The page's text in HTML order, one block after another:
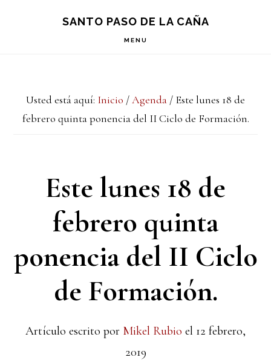
principal
lateral
principal
SANTO PASO DE LA CAÑA
MENU
Usted está aquí: Inicio /Agenda / Este lunes 18 de
febrero quinta ponencia del II Ciclo de Formación.
Este lunes 18 de
febrero quinta
ponencia del II Ciclo
de Formación.
Artículo escrito por Mikel Rubio el 12 febrero,
2019